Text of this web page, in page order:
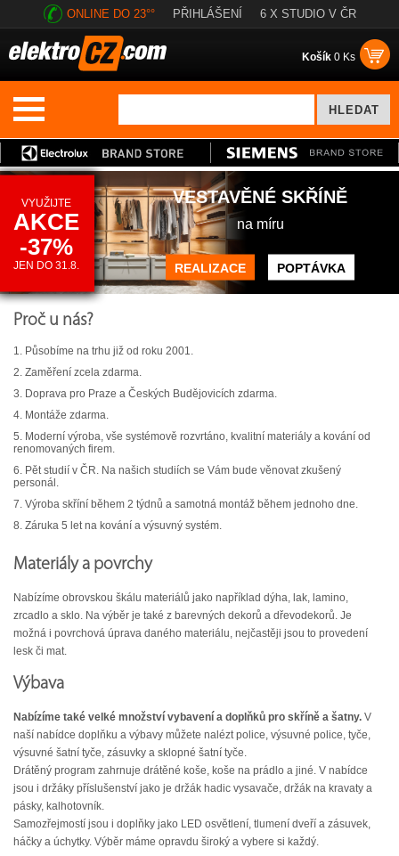
ONLINE DO 23°° PŘIHLÁŠENÍ 6 X STUDIO V ČR
Košík 0 Ks
VYUŽIJTE
AKCE
-37%
JEN DO 31.8.
VESTAVĚNÉ SKŘÍNĚ
na míru
REALIZACE POPTÁVKA
Proč u nás?
1. Působíme na trhu již od roku 2001.
2. Zaměření zcela zdarma.
3. Doprava pro Praze a Českých Budějovicích zdarma.
4. Montáže zdarma.
5. Moderní výroba, vše systémově rozvrtáno, kvalitní materiály a kování od
renomovaných firem.
6. Pět studií v ČR. Na našich studiích se Vám bude věnovat zkušený
personál.
7. Výroba skříní během 2 týdnů a samotná montáž během jednoho dne.
8. Záruka 5 let na kování a výsuvný systém.
Materiály a povrchy
Nabízíme obrovskou škálu materiálů jako například dýha, lak, lamino,
zrcadlo a sklo. Na výběr je také z barevných dekorů a dřevodekorů. Je
možná i povrchová úprava daného materiálu, nejčastěji jsou to provedení
lesk či mat.
Výbava
Nabízíme také velké množství vybavení a doplňků pro skříně a šatny. V
naší nabídce doplňku a výbavy můžete nalézt police, výsuvné police, tyče,
výsuvné šatní tyče, zásuvky a sklopné šatní tyče.
Drátěný program zahrnuje drátěné koše, koše na prádlo a jiné. V nabídce
jsou i držáky příslušenství jako je držák hadic vysavače, držák na kravaty a
pásky, kalhotovník.
Samozřejmostí jsou i doplňky jako LED osvětlení, tlumení dveří a zásuvek,
háčky a úchytky. Výběr máme opravdu široký a vybere si každý.